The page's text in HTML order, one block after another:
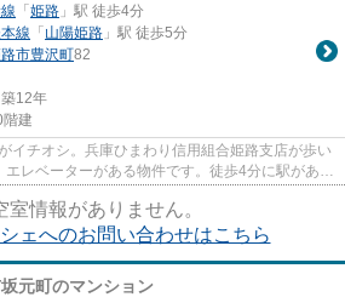
「姫路 」駅 徒歩4分
線 「山陽姫路 」駅 徒歩5分
市豊沢町82
12年
建
イチオシ。兵庫ひまわり信用組合姫路支店が歩い
レベーターがある物件です。徒歩4分に駅がある
...
室情報がありません。
ェへのお問い合わせはこちら
元町のマンション